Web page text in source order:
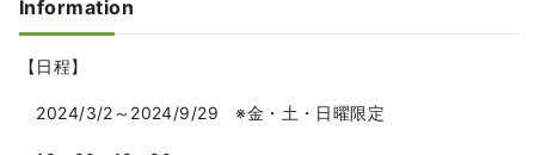
Information
【日程】
2024/3/2～2024/9/29 ※金・土・日曜限定